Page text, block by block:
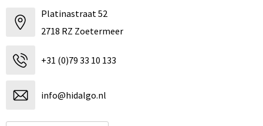
Platinastraat 52
2718 RZ Zoetermeer
+31 (0)79 33 10 133
info@hidalgo.nl